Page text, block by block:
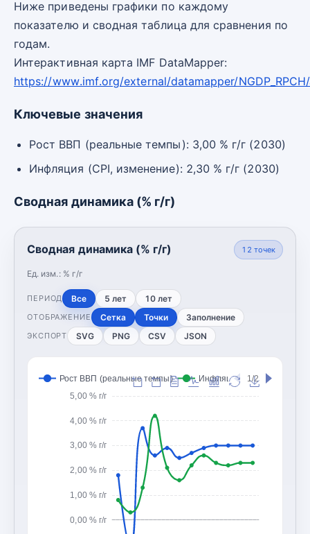
Ниже приведены графики по каждому
показателю и сводная таблица для сравнения по
годам.
Интерактивная карта IMF DataMapper:
https://www.imf.org/external/datamapper/
Ключевые значения
Рост ВВП (реальные темпы): 3,00 % г/г (2030)
Инфляция (CPI, изменение): 2,30 % г/г (2030)
Сводная динамика (% г/г)
Сводная динамика (% г/г)
Ед. изм.: % г/г
12 точек
ПЕРИОД Все 5 лет 10 лет
ОТОБРАЖЕНИЕ Сетка Точки Заполнение
ЭКСПОРТ SVG PNG CSV JSON
0,00 % г/г
1,00 % г/г
2,00 % г/г
3,00 % г/г
4,00 % г/г
5,00 % г/г
Рост ВВП (реальные темпы) Инфляция (CPI,
1/2